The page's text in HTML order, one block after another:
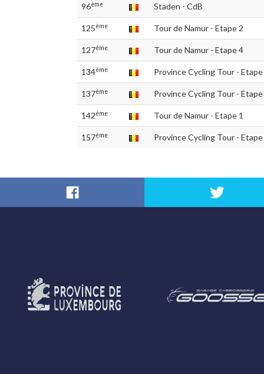
96ème Staden - CdB
125ème Tour de Namur - Etape 2
127ème Tour de Namur - Etape 4
134ème Province Cycling Tour -
137ème Province Cycling Tour -
142ème Tour de Namur - Etape 1
157ème Province Cycling Tour -